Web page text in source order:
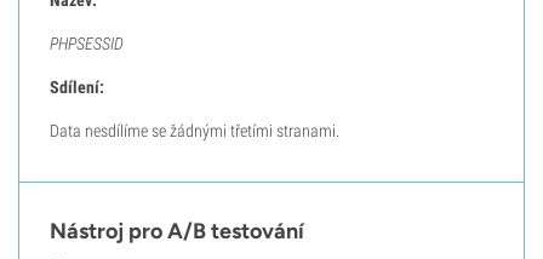
PHPSESSID
Sdílení:
Data nesdílíme se žádnými třetími stranami.
Nástroj pro A/B testování